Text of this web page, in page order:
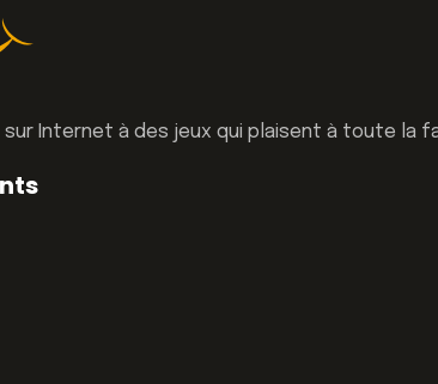
Internet à des jeux qui plaisent à toute la